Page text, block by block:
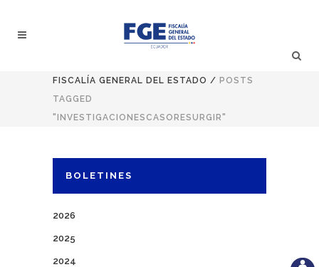
FISCALÍA GENERAL DEL ESTADO / POSTS
TAGGED
"INVESTIGACIONESCASORESURGIR"
BOLETINES
2026
2025
2024